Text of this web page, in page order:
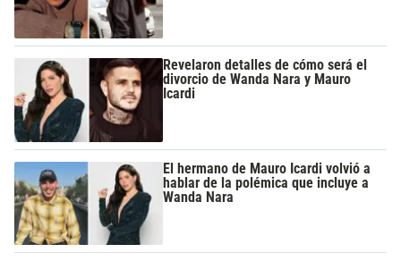
Revelaron detalles de cómo será el
divorcio de Wanda Nara y Mauro
Icardi
El hermano de Mauro Icardi volvió a
hablar de la polémica que incluye a
Wanda Nara